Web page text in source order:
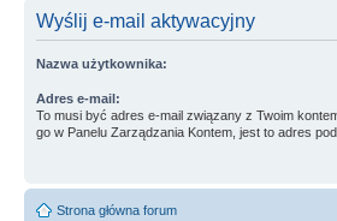
Wyślij e-mail aktywacyjny
Nazwa użytkownika:
Adres e-mail:
To musi być adres e-mail związany z Twoim
go w Panelu Zarządzania Kontem, jest to adres
Strona główna forum